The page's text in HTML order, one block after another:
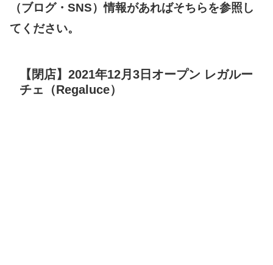
（ブログ・SNS）情報があればそちらを参照し
てください。
【閉店】2021年12月3日オープン レガルー
チェ（Regaluce）